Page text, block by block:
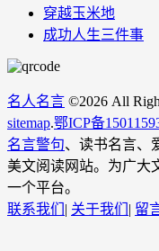
穿越玉米地
成功人生三件事
名人名言 ©2026 All
sitemap.鄂ICP备
名言警句、读书名言、
美文阅读网站。为广大
一个平台。
联系我们 | 关于我们 | 留